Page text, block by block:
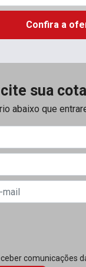
Confira a
sua
abaixo que
comunicações